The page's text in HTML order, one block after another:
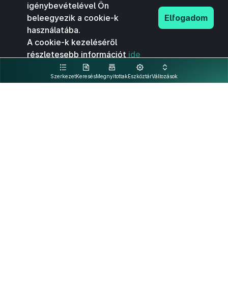
SzerkezetKeresésMegnyitottakEszköztárVáltozások
igénybevételével Ön
beleegyezik a cookie-k
használatába.
A cookie-k kezeléséről
részletesebb információt ide
kattintva olvashat.
Elfogadom